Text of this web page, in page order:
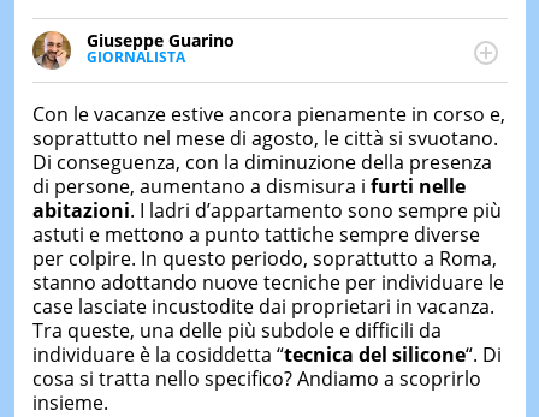
DI
Giuseppe Guarino
GIORNALISTA
Ph(D) in Diritto Comparato e processi di
particolare sulla Storia contemporanea di America
Latina e Spagna. Collabora con numerose testate ed
è presidente dell'Associazione Culturale "La
Biblioteca del Sannio".
Con le vacanze estive ancora pienamente in corso e,
soprattutto nel mese di agosto, le città si svuotano.
Di conseguenza, con la diminuzione della presenza
di persone, aumentano a dismisura i furti nelle
abitazioni. I ladri d’appartamento sono sempre più
astuti e mettono a punto tattiche sempre diverse
per colpire. In questo periodo, soprattutto a Roma,
stanno adottando nuove tecniche per individuare le
case lasciate incustodite dai proprietari in vacanza.
Tra queste, una delle più subdole e difficili da
individuare è la cosiddetta “tecnica del silicone“. Di
cosa si tratta nello specifico? Andiamo a scoprirlo
insieme.